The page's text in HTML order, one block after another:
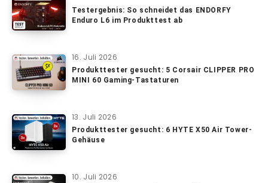
Testergebnis: So schneidet das ENDORFY
Enduro L6 im Produkttest ab
16. Juli 2026
Produkttester gesucht: 5 Corsair CLIPPER PRO
MINI 60 Gaming-Tastaturen
13. Juli 2026
Produkttester gesucht: 6 HYTE X50 Air Tower-
Gehäuse
10. Juli 2026